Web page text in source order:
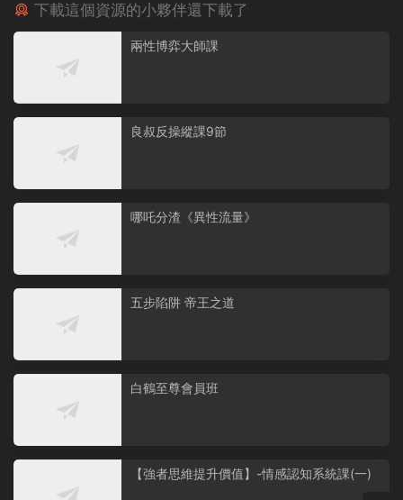
下載這個資源的小夥伴還下載了
兩性博弈大師課
良叔反操縱課9節
哪吒分渣《異性流量》
五步陷阱 帝王之道
白鶴至尊會員班
【強者思維提升價值】-情感認知系統課(一)